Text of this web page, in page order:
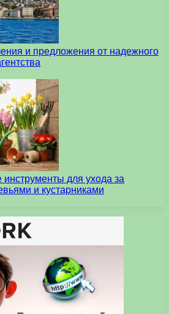
и предложения от надежного
для ухода за
и кустарниками